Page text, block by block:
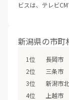
ビスは、テレビ
大しています。
新潟県のエリアに
いか、ぜひチェッ
※2026年08月最新
新潟県の市町
長岡市
三条市
新潟市
上越市